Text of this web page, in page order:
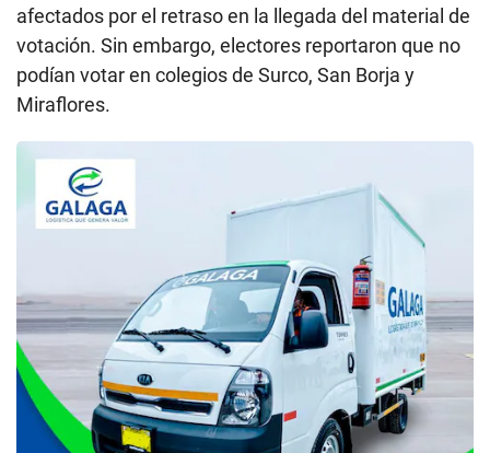
afectados por el retraso en la llegada del material de
votación. Sin embargo, electores reportaron que no
podían votar en colegios de Surco, San Borja y
Miraflores.